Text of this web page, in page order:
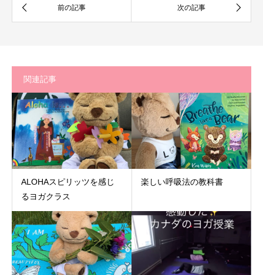
関連記事
ALOHAスピリッツを感じ
るヨガクラス
楽しい呼吸法の教科書